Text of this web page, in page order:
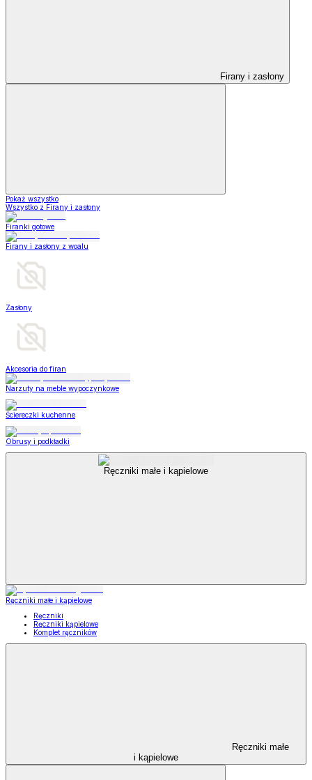
Firany i zasłony
Pokaż wszystko
Wszystko z Firany i zasłony
Firanki gotowe
Firany i zasłony z woalu
Zasłony
Akcesoria do firan
Narzuty na meble wypoczynkowe
Ściereczki kuchenne
Obrusy i podkładki
Ręczniki małe i kąpielowe
Ręczniki małe i kąpielowe
Ręczniki
Ręczniki kąpielowe
Komplet ręczników
Ręczniki małe
i kąpielowe